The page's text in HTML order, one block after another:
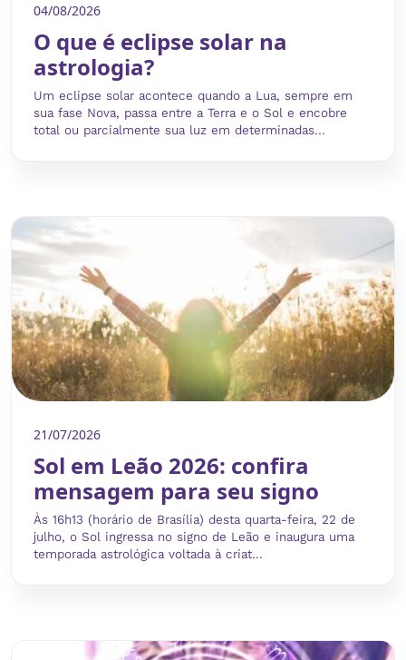
04/08/2026
O que é eclipse solar na
astrologia?
Um eclipse solar acontece quando a Lua, sempre em
sua fase Nova, passa entre a Terra e o Sol e encobre
total ou parcialmente sua luz em determinadas...
21/07/2026
Sol em Leão 2026: confira
mensagem para seu signo
Às 16h13 (horário de Brasília) desta quarta-feira, 22 de
julho, o Sol ingressa no signo de Leão e inaugura uma
temporada astrológica voltada à criat...